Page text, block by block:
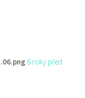
6 roky před